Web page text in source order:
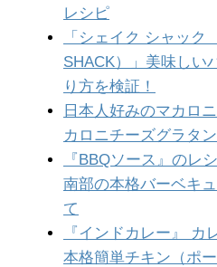
レシピ
「シェイク シャック
SHACK）」美味しい
り方を検証！
日本人好みのマカロ
カロニチーズグラタ
『BBQソース』の
南部の本格バーベキ
て
『インドカレー』 カ
本格簡単チキン（ポ